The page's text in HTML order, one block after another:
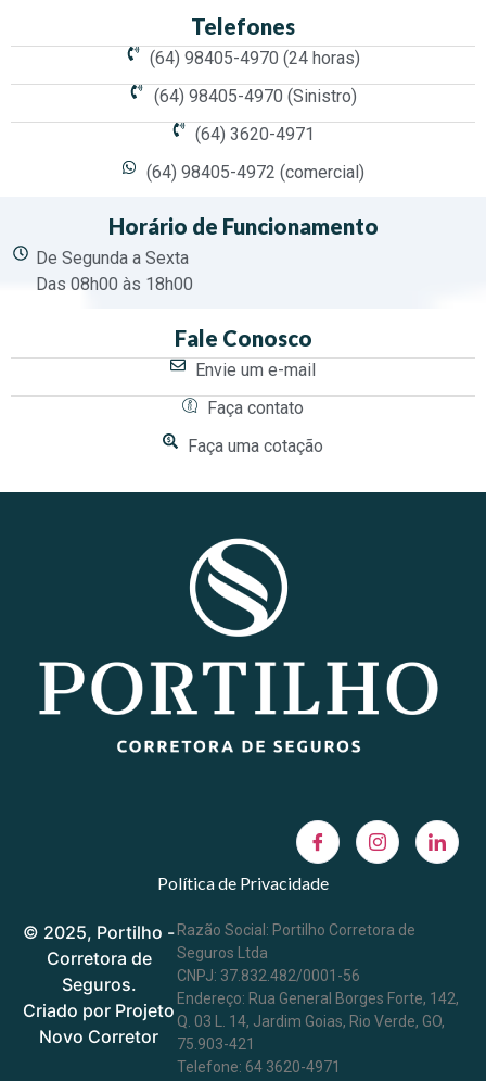
Telefones
(64) 98405-4970 (24 horas)
(64) 98405-4970 (Sinistro)
(64) 3620-4971
(64) 98405-4972 (comercial)
Horário de Funcionamento
De Segunda a Sexta
Das 08h00 às 18h00
Fale Conosco
Envie um e-mail
Faça contato
Faça uma cotação
© 2025, Portilho -
Corretora de
Seguros.
Criado por Projeto
Novo Corretor
Razão Social: Portilho Corretora de
Seguros Ltda
CNPJ: 37.832.482/0001-56
Endereço: Rua General Borges Forte, 142,
Q. 03 L. 14, Jardim Goias, Rio Verde, GO,
75.903-421
Telefone: 64 3620-4971
Política de Privacidade